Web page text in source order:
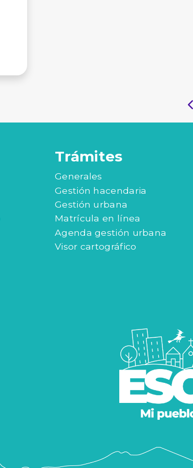
Trámites
Generales
Gestión hacendaria
Gestión urbana
Matrícula en línea
Agenda gestión urbana
Visor cartográfico